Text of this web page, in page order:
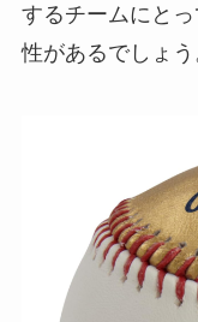
するチームにと
性があるでしょう